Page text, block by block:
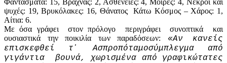
Φαντάσματα: 15, Βραχνάς: 2, Ασθένειες: 4, Μοίρες: 4, Νεκροί και
ψυχές: 19, Βρυκόλακες: 16, Θάνατος Κάτω Κόσμος – Χάρος: 1,
Αίτια: 6.
Με όσα γράφει στον πρόλογο περιγράφει συνοπτικά και
ουσιαστικά την ποικιλία των παραδόσεων: «Αν κανείς
επισκεφθεί τ᾽ Ασπροπόταμο­σύμπλεγμα από
γιγάντια βουνά, χωρισμένα από γραφικώτατες